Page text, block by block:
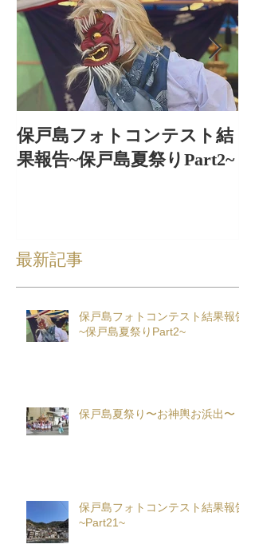
保戸島フォトコンテスト結
果報告~保戸島夏祭りPart2~
最新記事
保戸島フォトコンテスト結果報告
~保戸島夏祭りPart2~
保戸島夏祭り〜お神輿お浜出〜
保戸島フォトコンテスト結果報告
~Part21~